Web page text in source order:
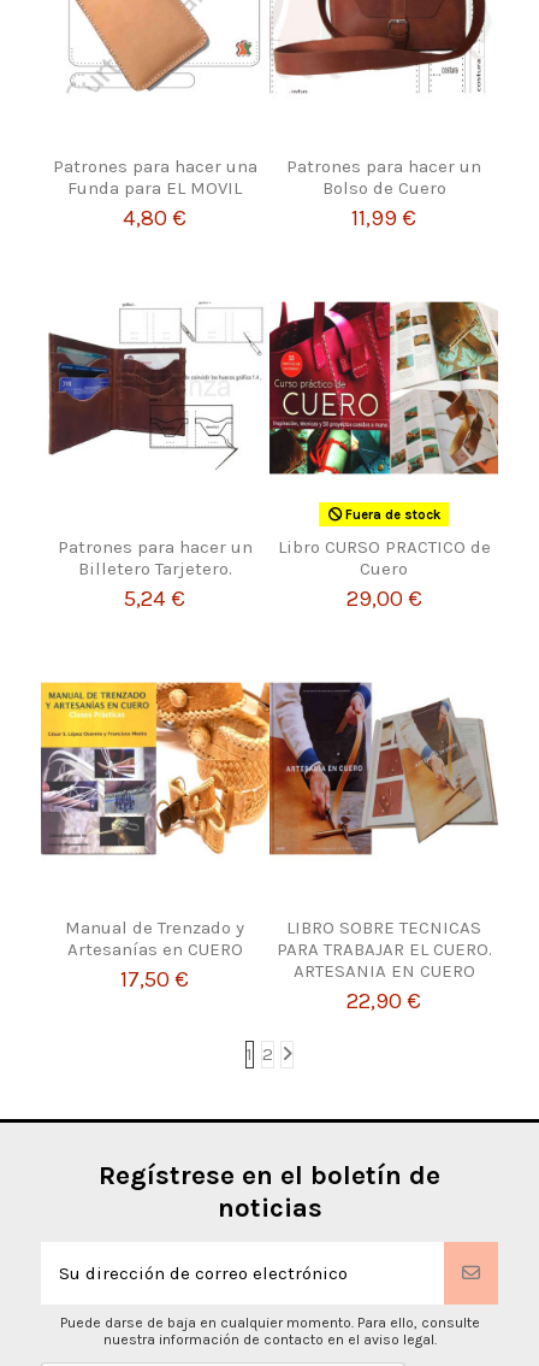
Patrones para hacer una
Funda para EL MOVIL
4,80 €
Patrones para hacer un
Bolso de Cuero
11,99 €
Patrones para hacer un
Billetero Tarjetero.
5,24 €
Fuera de stock
Libro CURSO PRACTICO de
Cuero
29,00 €
Manual de Trenzado y
Artesanías en CUERO
17,50 €
LIBRO SOBRE TECNICAS
PARA TRABAJAR EL CUERO.
ARTESANIA EN CUERO
22,90 €
1 2
Regístrese en el boletín de
noticias
Puede darse de baja en cualquier momento. Para ello, consulte
nuestra información de contacto en el aviso legal.